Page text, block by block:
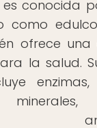
conocida
como
ofrece
la salud.
enzimas,